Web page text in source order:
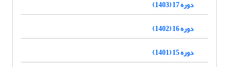
دوره 17 (1403)
دوره 16 (1402)
دوره 15 (1401)